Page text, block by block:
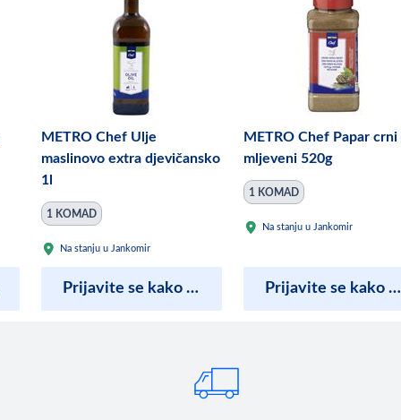
METRO Chef Ulje
maslinovo extra djevičansko
1l
1 KOMAD
Na stanju u Jankomir
Prijavite se kako bi vidjeli cijene
METRO Chef Papar crni
mljeveni 520g
1 KOMAD
Na stanju u Jankomir
Prijavite se kako bi vidjeli cijene